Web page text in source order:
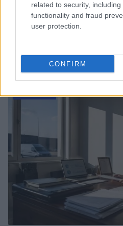
related to security,
functionality and fraud
user protection.
CONFIRM
20.000 euro
Linda Pellegrini · 8 Ago 2026